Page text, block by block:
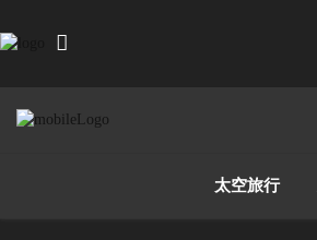
太空旅行